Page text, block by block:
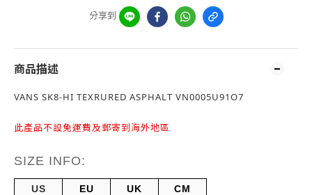
分享到
商品描述
VANS SK8-HI TEXRURED ASPHALT VN0005U91O7
此產品不設免運費及郵寄到海外地區
SIZE INFO:
US EU UK CM